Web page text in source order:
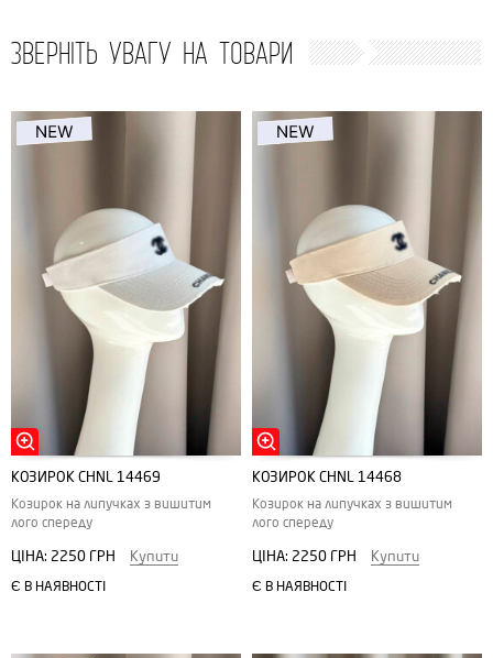
ЗВЕРНІТЬ УВАГУ НА ТОВАРИ
КОЗИРОК CHNL 14469
Козирок на липучках з вишитим
лого спереду
ЦІНА: 2250 ГРН Купити
Є В НАЯВНОСТІ
КОЗИРОК CHNL 14468
Козирок на липучках з вишитим
лого спереду
ЦІНА: 2250 ГРН Купити
Є В НАЯВНОСТІ